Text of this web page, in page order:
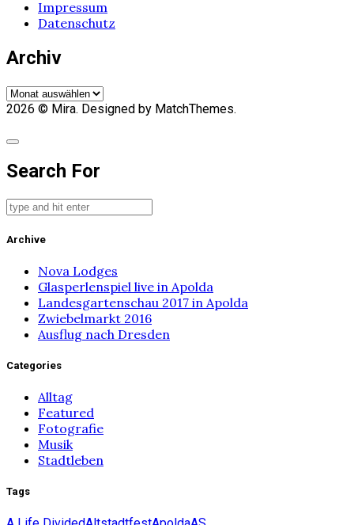
Impressum
Datenschutz
Archiv
Archiv
2026 © Mira. Designed by MatchThemes.
Search For
Archive
Nova Lodges
Glasperlenspiel live in Apolda
Landesgartenschau 2017 in Apolda
Zwiebelmarkt 2016
Ausflug nach Dresden
Categories
Alltag
Featured
Fotografie
Musik
Stadtleben
Tags